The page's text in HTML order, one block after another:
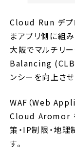
Cloud Run デプ
まアプリ側に組
大阪でマルチリ
Balancing (CLB)
ンシーを向上さ
WAF（Web
Cloud Aromor
策・IP制限・地
す。